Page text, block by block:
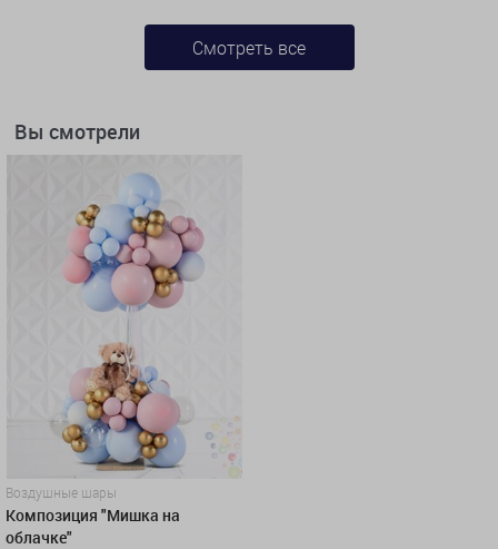
Смотреть все
Вы смотрели
Воздушные шары
Композиция "Мишка на
облачке"